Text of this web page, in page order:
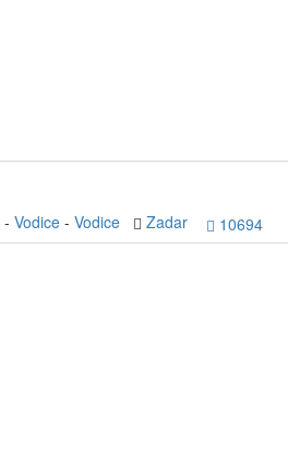
- Vodice - Vodice Zadar 10694